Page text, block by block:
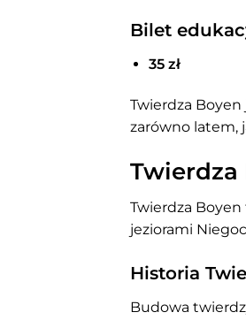
Bilet
35 zł
Twierdza
zarówno latem,
Twierdza
Twierdza
jeziorami
Historia
Budowa